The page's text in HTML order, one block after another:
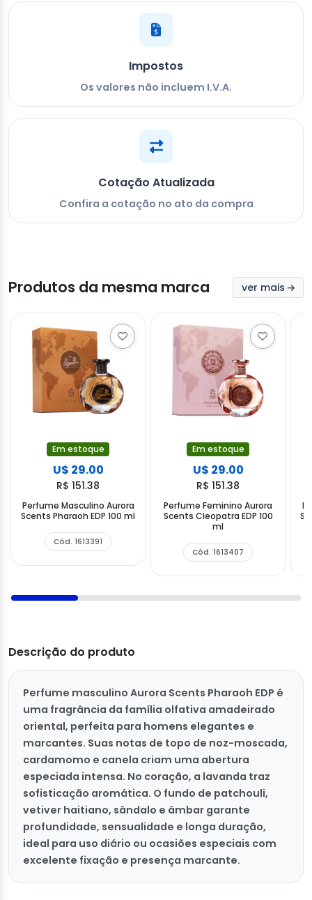
Impostos
Os valores não incluem I.V.A.
Cotação Atualizada
Confira a cotação no ato da compra
Produtos da mesma marca ver mais
Em estoque
U$ 29.00
R$ 151.38
Perfume Masculino Aurora
Scents Pharaoh EDP 100 ml
Cód. 1613391
Em estoque
U$ 29.00
R$ 151.38
Perfume Feminino Aurora
Scents Cleopatra EDP 100
ml
Cód. 1613407
Descrição do produto
Perfume masculino Aurora Scents Pharaoh EDP é
uma fragrância da família olfativa amadeirado
oriental, perfeita para homens elegantes e
marcantes. Suas notas de topo de noz-moscada,
cardamomo e canela criam uma abertura
especiada intensa. No coração, a lavanda traz
sofisticação aromática. O fundo de patchouli,
vetiver haitiano, sândalo e âmbar garante
profundidade, sensualidade e longa duração,
ideal para uso diário ou ocasiões especiais com
excelente fixação e presença marcante.